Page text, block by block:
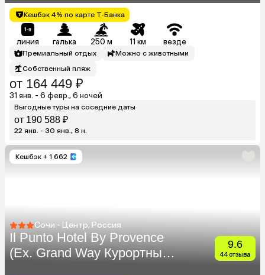
Кешбэк 4% по карте Т-Банка
линия галька 250 м 11 км везде
Премиальный отдых
Можно с животными
Собственный пляж
от 164 449 ₽
31 янв. - 6 февр., 6 ночей
Выгодные туры на соседние даты
от 190 588 ₽
22 янв. - 30 янв., 8 н.
Кешбэк + 1 662
Сочи - Центр, Россия
Il Punto Hotel By Provence
(Ex. Grand Way Курортный
9.6
44 отзыва